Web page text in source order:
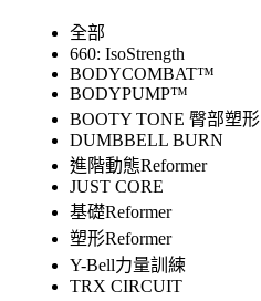
全部
660: IsoStrength
BODYCOMBAT™
BODYPUMP™
BOOTY TONE 臀部塑形
DUMBBELL BURN
進階動態Reformer
JUST CORE
基礎Reformer
塑形Reformer
Y-Bell力量訓練
TRX CIRCUIT